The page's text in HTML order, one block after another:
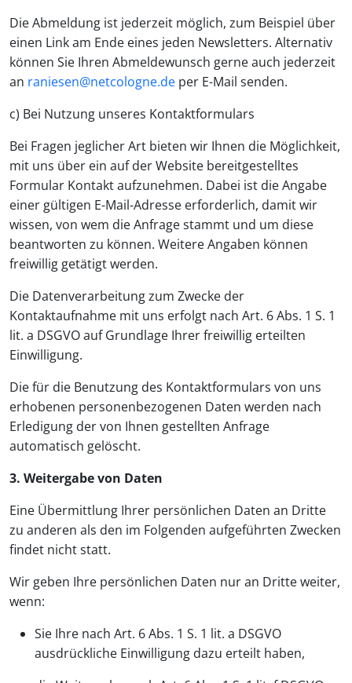
Die Abmeldung ist jederzeit möglich, zum Beispiel über
einen Link am Ende eines jeden Newsletters. Alternativ
können Sie Ihren Abmeldewunsch gerne auch jederzeit
an raniesen@netcologne.de per E-Mail senden.
c) Bei Nutzung unseres Kontaktformulars
Bei Fragen jeglicher Art bieten wir Ihnen die Möglichkeit,
mit uns über ein auf der Website bereitgestelltes
Formular Kontakt aufzunehmen. Dabei ist die Angabe
einer gültigen E-Mail-Adresse erforderlich, damit wir
wissen, von wem die Anfrage stammt und um diese
beantworten zu können. Weitere Angaben können
freiwillig getätigt werden.
Die Datenverarbeitung zum Zwecke der
Kontaktaufnahme mit uns erfolgt nach Art. 6 Abs. 1 S. 1
lit. a DSGVO auf Grundlage Ihrer freiwillig erteilten
Einwilligung.
Die für die Benutzung des Kontaktformulars von uns
erhobenen personenbezogenen Daten werden nach
Erledigung der von Ihnen gestellten Anfrage
automatisch gelöscht.
3. Weitergabe von Daten
Eine Übermittlung Ihrer persönlichen Daten an Dritte
zu anderen als den im Folgenden aufgeführten Zwecken
findet nicht statt.
Wir geben Ihre persönlichen Daten nur an Dritte weiter,
wenn:
Sie Ihre nach Art. 6 Abs. 1 S. 1 lit. a DSGVO
ausdrückliche Einwilligung dazu erteilt haben,